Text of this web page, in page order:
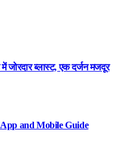
जोरदार ब्लास्ट, एक दर्जन मजदूर
and Mobile Guide